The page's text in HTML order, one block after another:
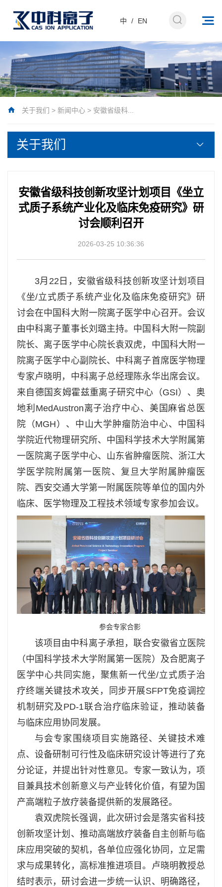
中 / EN
关于我们 > 新闻中心> 安徽省级科...
关于我们
安徽省级科技创新攻坚计划项目《坐立
式质子系统产业化及临床免疫研究》研
讨会顺利召开
2026-03-25 10:36:36
3月22日，安徽省级科技创新攻坚计划项目
《坐/立式质子系统产业化及临床免疫研究》研
讨会在中国科大附一院离子医学中心召开。会议
由中科离子董事长刘璐主持。中国科大附一院副
院长、离子医学中心院长袁双虎，中国科大附一
院离子医学中心副院长、中科离子首席医学物理
专家卢晓明，中科离子总经理陈永华出席会议。
来自德国亥姆霍兹重离子研究中心（GSI）、奥
地利MedAustron离子治疗中心、美国麻省总医
院（MGH）、中山大学肿瘤防治中心、中国科
学院近代物理研究所、中国科学技术大学附属第
一医院离子医学中心、山东省肿瘤医院、浙江大
学医学院附属第一医院、复旦大学附属肿瘤医
院、西安交通大学第一附属医院等单位的国内外
临床、医学物理及工程技术领域专家参加会议。
参会专家合影
该项目由中科离子承担，联合安徽省立医院
（中国科学技术大学附属第一医院）及合肥离子
医学中心共同实施，聚焦新一代坐/立式质子治
疗终端关键技术攻关，同步开展SFPT免疫调控
机制研究及PD-1联合治疗临床验证，推动装备
与临床应用协同发展。
与会专家围绕项目实施路径、关键技术难
点、设备研制可行性及临床研究设计等进行了充
分论证，并提出针对性意见。专家一致认为，项
目兼具技术创新意义与产业转化价值，有望为国
产高端粒子放疗装备提供新的发展路径。
袁双虎院长强调，此次研讨会是落实省科技
创新攻坚计划、推动高端放疗装备自主创新与临
床应用突破的契机，各单位应强化协同，立足需
求与成果转化，高标准推进项目。卢晓明教授总
结时表示，研讨会进一步统一认识、明确路径，